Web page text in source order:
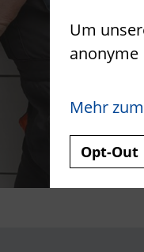
Um
anonyme
Mehr
Opt-Out